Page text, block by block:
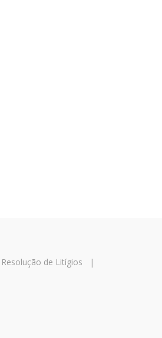
Resolução de Litígios |